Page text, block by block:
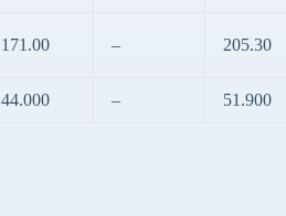
171.00 – 205.30
44.000 –
51.900